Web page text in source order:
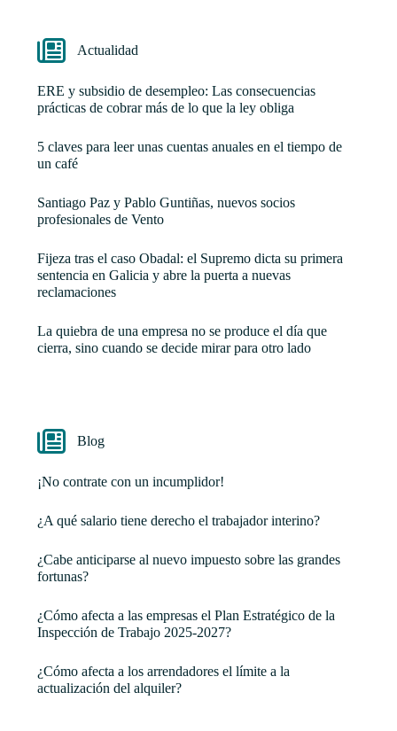
Actualidad
ERE y subsidio de desempleo: Las consecuencias
prácticas de cobrar más de lo que la ley obliga
5 claves para leer unas cuentas anuales en el tiempo de
un café
Santiago Paz y Pablo Guntiñas, nuevos socios
profesionales de Vento
Fijeza tras el caso Obadal: el Supremo dicta su primera
sentencia en Galicia y abre la puerta a nuevas
reclamaciones
La quiebra de una empresa no se produce el día que
cierra, sino cuando se decide mirar para otro lado
Blog
¡No contrate con un incumplidor!
¿A qué salario tiene derecho el trabajador interino?
¿Cabe anticiparse al nuevo impuesto sobre las grandes
fortunas?
¿Cómo afecta a las empresas el Plan Estratégico de la
Inspección de Trabajo 2025-2027?
¿Cómo afecta a los arrendadores el límite a la
actualización del alquiler?